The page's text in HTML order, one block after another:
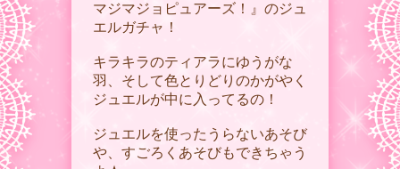
マジマジョピュアーズ！』のジュ
エルガチャ！
キラキラのティアラにゆうがな
羽、そして色とりどりのかがやく
ジュエルが中に入ってるの！
ジュエルを使ったうらないあそび
や、すごろくあそびもできちゃう